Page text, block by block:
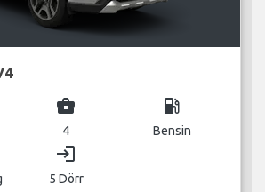
business_center
4
local_gas_station
Bensin
login
5 Dörr